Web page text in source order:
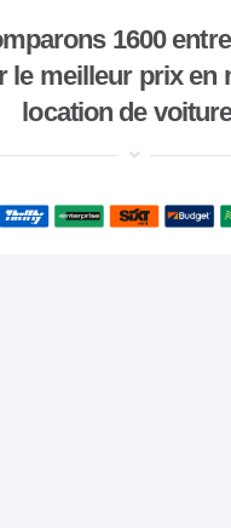
1600
le meilleur prix en
location de